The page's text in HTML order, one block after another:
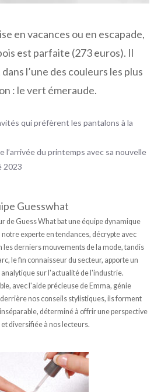
en vacances ou en escapade,
est parfaite (273 euros). Il
l’une des couleurs les plus
: le vert émeraude.
qui préfèrent les pantalons à la
l’arrivée du printemps avec sa nouvelle
2023
Guesswhat
de Guess What bat une équipe dynamique
notre experte en tendances, décrypte avec
les derniers mouvements de la mode, tandis
le fin connaisseur du secteur, apporte un
sur l'actualité de l'industrie.
avec l'aide précieuse de Emma, génie
nos conseils stylistiques, ils forment
déterminé à offrir une perspective
diversifiée à nos lecteurs.